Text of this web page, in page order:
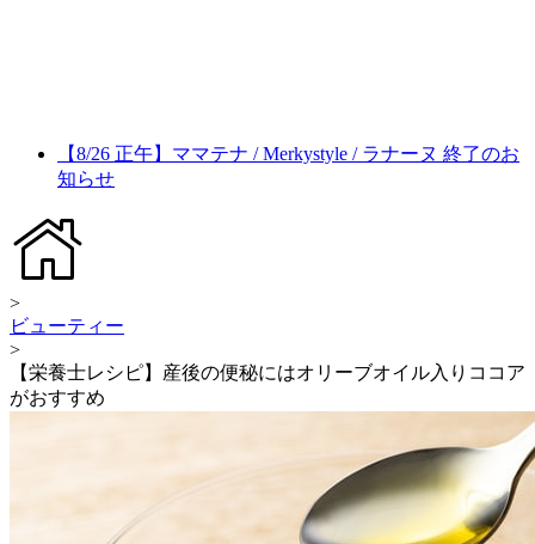
【8/26 正午】ママテナ / Merkystyle / ラナーヌ 終了のお
知らせ
>
ビューティー
>
【栄養士レシピ】産後の便秘にはオリーブオイル入りココア
がおすすめ